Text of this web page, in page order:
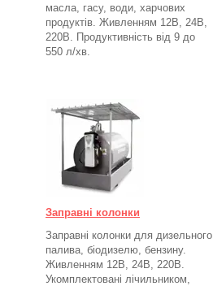
масла, гасу, води, харчових
продуктів. Живленням 12В, 24В,
220В. Продуктивність від 9 до
550 л/хв.
Заправні колонки
Заправні колонки для дизельного
палива, біодизелю, бензину.
Живленням 12В, 24В, 220В.
Укомплектовані лічильником,